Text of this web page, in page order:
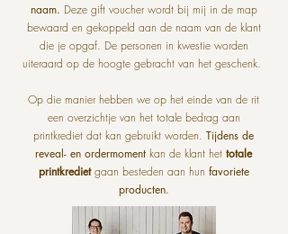
naam. Deze gift voucher wordt bij mij in de map
bewaard en gekoppeld aan de naam van de klant
die je opgaf. De personen in kwestie worden
uiteraard op de hoogte gebracht van het geschenk.
Op die manier hebben we op het einde van de rit
een overzichtje van het totale bedrag aan
printkrediet dat kan gebruikt worden. Tijdens de
reveal- en ordermoment kan de klant het totale
printkredietgaan besteden aan hun favoriete
producten.